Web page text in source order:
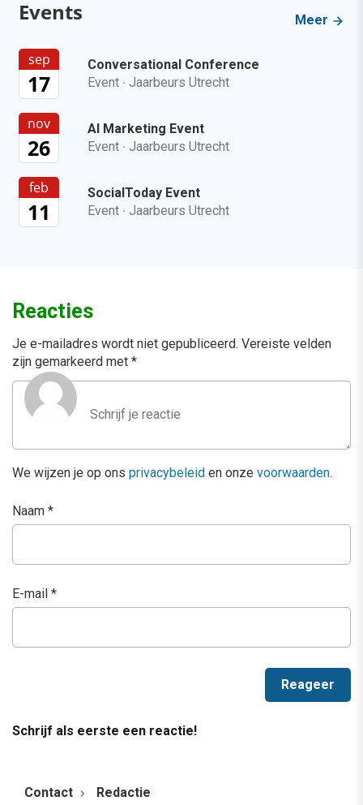
Events Meer
sep
17
Conversational Conference
Event · Jaarbeurs Utrecht
nov
26
AI Marketing Event
Event · Jaarbeurs Utrecht
feb
11
SocialToday Event
Event · Jaarbeurs Utrecht
Reacties
Je e-mailadres wordt niet gepubliceerd. Vereiste velden
zijn gemarkeerd met *
We wijzen je op ons privacybeleid en onze voorwaarden.
Naam *
E-mail *
Schrijf als eerste een reactie!
Contact Redactie